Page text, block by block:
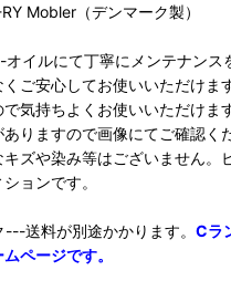
Mobler（デンマーク製）
イルにて丁寧にメンテナンス
ご安心してお使いいただけま
で気持ちよくお使いいただけま
ありますので画像にてご確認く
キズや染み等はございません。
ョンです。
送料が別途かかります。 Cラ
ページです。